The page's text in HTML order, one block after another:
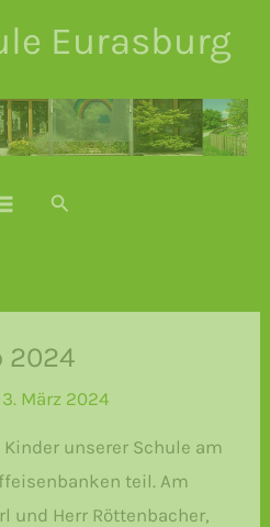
Eurasburg
Suchen
2024
März 2024
unserer Schule am
teil. Am
und Herr Röttenbacher,